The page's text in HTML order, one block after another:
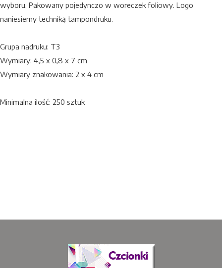
wyboru. Pakowany pojedynczo w woreczek foliowy. Logo
naniesiemy techniką tampondruku.
Grupa nadruku: T3
Wymiary: 4,5 x 0,8 x 7 cm
Wymiary znakowania: 2 x 4 cm
Minimalna ilość: 250 sztuk